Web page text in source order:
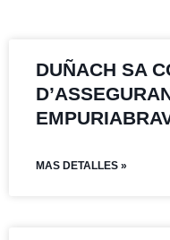
DUÑACH SA
MAS DETALLES »